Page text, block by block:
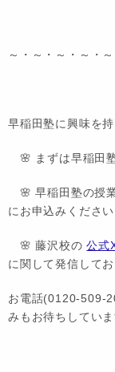
～・～・～・～・～
早稲田塾に興味を
🌸 まずは早稲田
🌸 早稲田塾の授
にお申込みください
🌸 藤沢校の公式
に関して発信して
お電話(0120-509-
みもお待ちしていま